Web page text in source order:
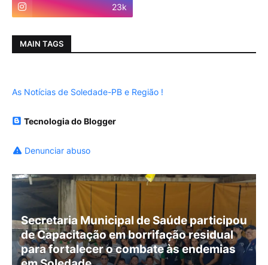
23k
MAIN TAGS
As Notícias de Soledade-PB e Região !
Tecnologia do Blogger
Denunciar abuso
Secretaria Municipal de Saúde participou
de Capacitação em borrifação residual
para fortalecer o combate às endemias